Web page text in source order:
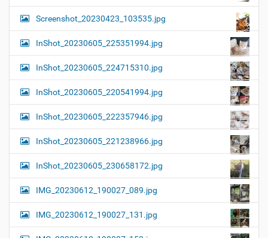
Screenshot_20230423_103535.jpg
InShot_20230605_225351994.jpg
InShot_20230605_224715310.jpg
InShot_20230605_220541994.jpg
InShot_20230605_222357946.jpg
InShot_20230605_221238966.jpg
InShot_20230605_230658172.jpg
IMG_20230612_190027_089.jpg
IMG_20230612_190027_131.jpg